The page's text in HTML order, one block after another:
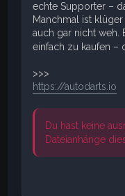
echte Supporter –
Manchmal ist
auch gar nicht weh.
einfach zu kaufen –
>>>
https://autodarts.io
Du hast keine
Dateianhänge